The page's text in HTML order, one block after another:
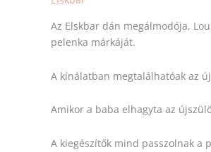
Az Elskbar dán megálmodója,
pelenka márkáját.
A kínálatban megtalálhatóak az
Amikor a baba elhagyta az
A kiegészítők mind passzolnak a